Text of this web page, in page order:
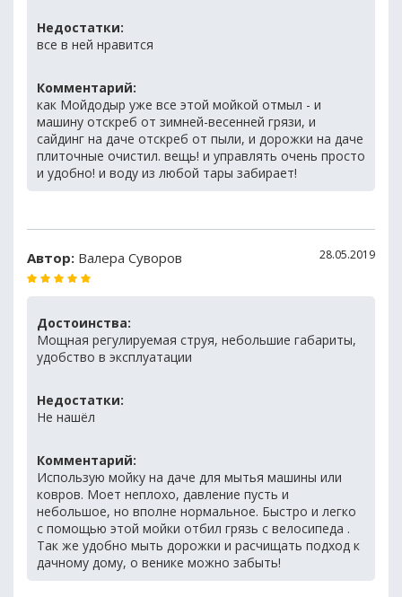
Недостатки:
все в ней нравится
Комментарий:
как Мойдодыр уже все этой мойкой отмыл - и
машину отскреб от зимней-весенней грязи, и
сайдинг на даче отскреб от пыли, и дорожки на даче
плиточные очистил. вещь! и управлять очень просто
и удобно! и воду из любой тары забирает!
Автор: Валера Суворов 28.05.2019
Достоинства:
Мощная регулируемая струя, небольшие габариты,
удобство в эксплуатации
Недостатки:
Не нашёл
Комментарий:
Использую мойку на даче для мытья машины или
ковров. Моет неплохо, давление пусть и
небольшое, но вполне нормальное. Быстро и легко
с помощью этой мойки отбил грязь с велосипеда .
Так же удобно мыть дорожки и расчищать подход к
дачному дому, о венике можно забыть!